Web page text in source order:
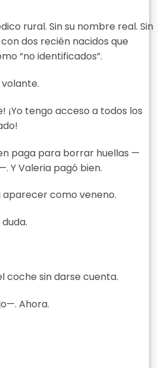
rural. Sin su nombre real. Sin
dos recién nacidos que
“no identificados”.
¡Yo tengo acceso a todos los
paga para borrar huellas —
Y Valeria pagó bien.
aparecer como veneno.
coche sin darse cuenta.
Ahora.